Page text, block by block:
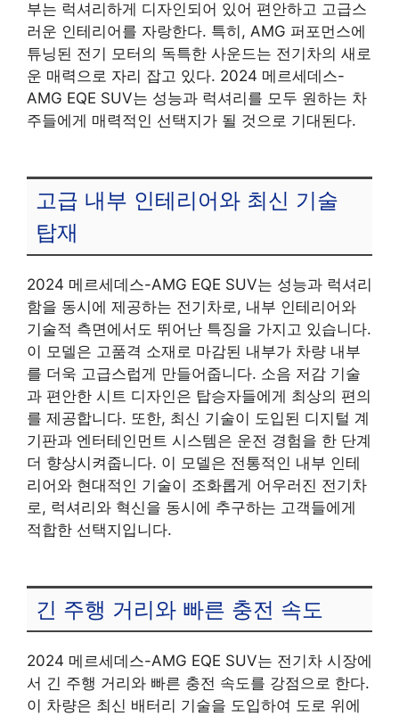
부는 럭셔리하게 디자인되어 있어 편안하고 고급스
러운 인테리어를 자랑한다. 특히, AMG 퍼포먼스에
튜닝된 전기 모터의 독특한 사운드는 전기차의 새로
운 매력으로 자리 잡고 있다. 2024 메르세데스-
AMG EQE SUV는 성능과 럭셔리를 모두 원하는 차
주들에게 매력적인 선택지가 될 것으로 기대된다.
고급 내부 인테리어와 최신 기술
탑재
2024 메르세데스-AMG EQE SUV는 성능과 럭셔리
함을 동시에 제공하는 전기차로, 내부 인테리어와
기술적 측면에서도 뛰어난 특징을 가지고 있습니다.
이 모델은 고품격 소재로 마감된 내부가 차량 내부
를 더욱 고급스럽게 만들어줍니다. 소음 저감 기술
과 편안한 시트 디자인은 탑승자들에게 최상의 편의
를 제공합니다. 또한, 최신 기술이 도입된 디지털 계
기판과 엔터테인먼트 시스템은 운전 경험을 한 단계
더 향상시켜줍니다. 이 모델은 전통적인 내부 인테
리어와 현대적인 기술이 조화롭게 어우러진 전기차
로, 럭셔리와 혁신을 동시에 추구하는 고객들에게
적합한 선택지입니다.
긴 주행 거리와 빠른 충전 속도
2024 메르세데스-AMG EQE SUV는 전기차 시장에
서 긴 주행 거리와 빠른 충전 속도를 강점으로 한다.
이 차량은 최신 배터리 기술을 도입하여 도로 위에